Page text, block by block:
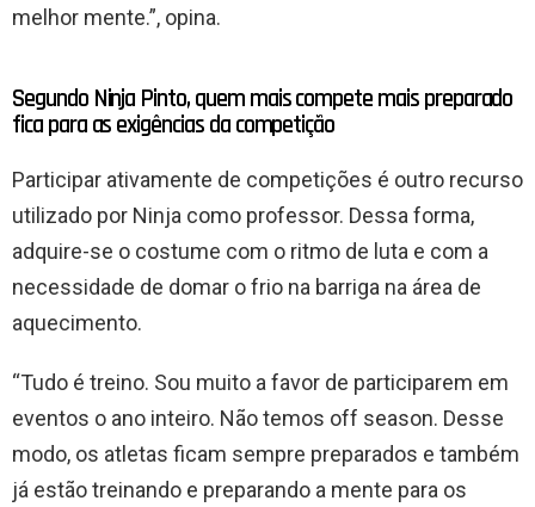
melhor mente.”, opina.
Segundo Ninja Pinto, quem mais compete mais preparado
fica para as exigências da competição
Participar ativamente de competições é outro recurso
utilizado por Ninja como professor. Dessa forma,
adquire-se o costume com o ritmo de luta e com a
necessidade de domar o frio na barriga na área de
aquecimento.
“Tudo é treino. Sou muito a favor de participarem em
eventos o ano inteiro. Não temos off season. Desse
modo, os atletas ficam sempre preparados e também
já estão treinando e preparando a mente para os